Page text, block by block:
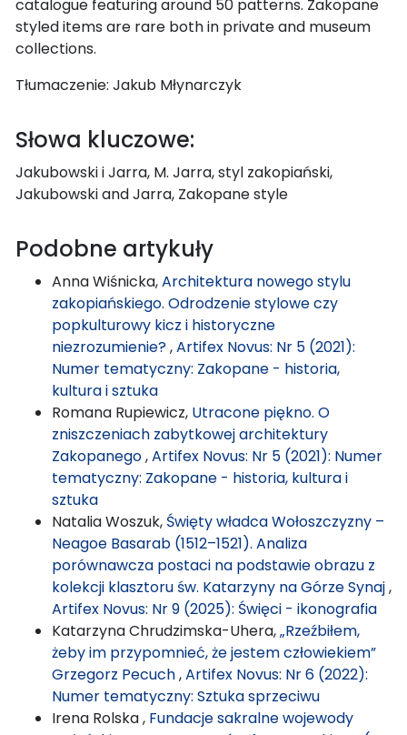
catalogue featuring around 50 patterns. Zakopane
styled items are rare both in private and museum
collections.
Tłumaczenie: Jakub Młynarczyk
Słowa kluczowe:
Jakubowski i Jarra, M. Jarra, styl zakopiański,
Jakubowski and Jarra, Zakopane style
Podobne artykuły
Anna Wiśnicka,Architektura nowego stylu
zakopiańskiego. Odrodzenie stylowe czy
popkulturowy kicz i historyczne
niezrozumienie?,Artifex Novus: Nr 5 (2021):
Numer tematyczny: Zakopane - historia,
kultura i sztuka
Romana Rupiewicz, Utracone piękno. O
zniszczeniach zabytkowej architektury
Zakopanego,Artifex Novus: Nr 5 (2021): Numer
tematyczny: Zakopane - historia, kultura i
sztuka
Natalia Woszuk, Święty władca Wołoszczyzny –
Neagoe Basarab (1512–1521). Analiza
porównawcza postaci na podstawie obrazu z
kolekcji klasztoru św. Katarzyny na Górze Synaj,
Artifex Novus: Nr 9 (2025): Święci - ikonografia
Katarzyna Chrudzimska-Uhera,„Rzeźbiłem,
żeby im przypomnieć, że jestem człowiekiem”
Grzegorz Pecuch,Artifex Novus: Nr 6 (2022):
Numer tematyczny: Sztuka sprzeciwu
Irena Rolska , Fundacje sakralne wojewody